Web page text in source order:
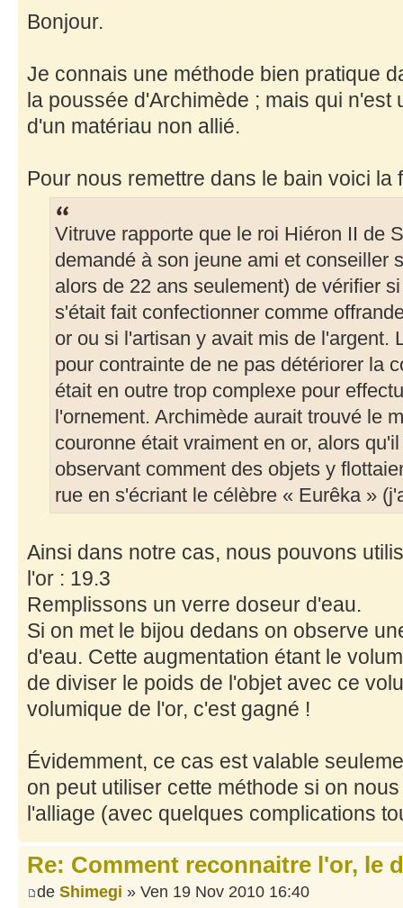
Bonjour.
Je connais une méthode bien pratique
la poussée d'Archimède ; mais qui
d'un matériau non allié.
Pour nous remettre dans le bain voici la
Vitruve rapporte que le roi Hiéron II de
demandé à son jeune ami et conseiller
alors de 22 ans seulement) de vérifier
s'était fait confectionner comme
or ou si l'artisan y avait mis de l'argent.
pour contrainte de ne pas détériorer la
était en outre trop complexe pour
l'ornement. Archimède aurait trouvé le
couronne était vraiment en or, alors
observant comment des objets y
rue en s'écriant le célèbre « Eurêka »
Ainsi dans notre cas, nous pouvons
l'or : 19.3
Remplissons un verre doseur d'eau.
Si on met le bijou dedans on observe
d'eau. Cette augmentation étant le
de diviser le poids de l'objet avec ce
volumique de l'or, c'est gagné !
Évidemment, ce cas est valable
on peut utiliser cette méthode si on
l'alliage (avec quelques complications
Re: Comment reconnaitre l'or, le
de Shimegi » Ven 19 Nov 2010 16:40